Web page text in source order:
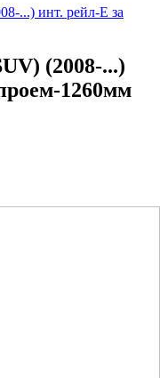
...) инт. рейл-E за
(2008-...)
1260мм